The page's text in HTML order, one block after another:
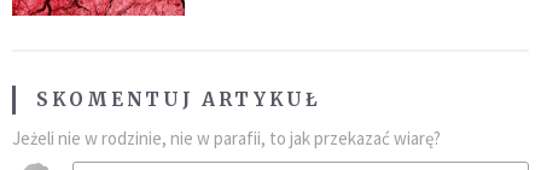
SKOMENTUJ ARTYKUŁ
Jeżeli nie w rodzinie, nie w parafii, to jak przekazać wiarę?